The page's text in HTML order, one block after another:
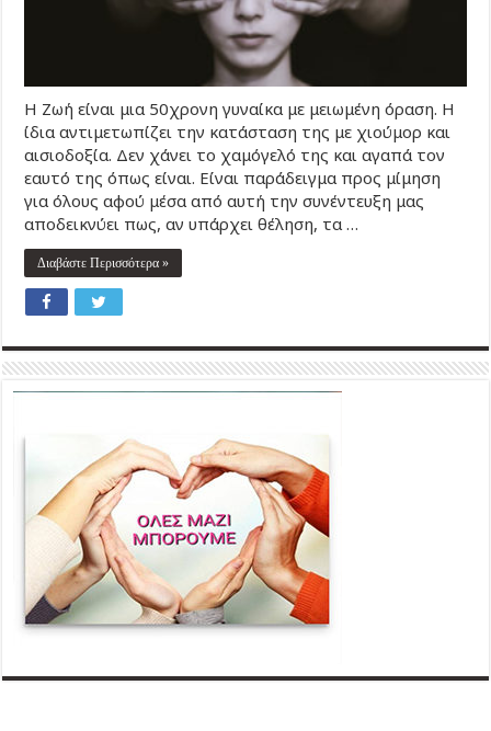
Η Ζωή είναι μια 50χρονη γυναίκα με μειωμένη όραση. Η
ίδια αντιμετωπίζει την κατάσταση της με χιούμορ και
αισιοδοξία. Δεν χάνει το χαμόγελό της και αγαπά τον
εαυτό της όπως είναι. Είναι παράδειγμα προς μίμηση
για όλους αφού μέσα από αυτή την συνέντευξη μας
αποδεικνύει πως, αν υπάρχει θέληση, τα …
Διαβάστε Περισσότερα »